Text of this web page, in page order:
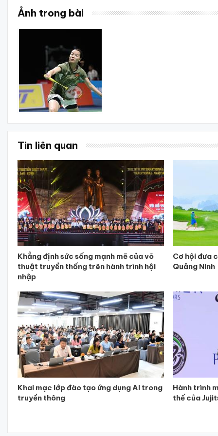
Ảnh trong bài
Tin liên quan
Khẳng định sức sống mạnh mẽ của võ
thuật truyền thống trên hành trình hội
nhập
Cơ hội đưa
Quảng Ninh
Khai mạc lớp đào tạo ứng dụng AI trong
truyền thông
Hành trình
thế của